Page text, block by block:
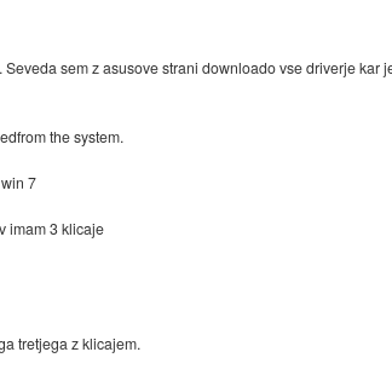
sem z asusove strani downloado vse driverje kar
the system.
7
imam 3 klicaje
tretjega z klicajem.